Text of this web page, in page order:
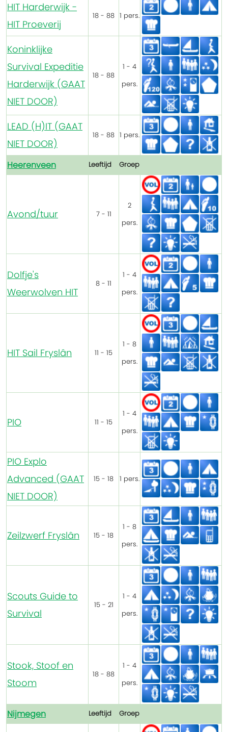
HIT Harderwijk -
HIT Proeverij
18 - 88 1 pers.
Koninklijke
Survival Expeditie
Harderwijk (GAAT
NIET DOOR)
18 - 88
1 - 4
pers.
LEAD (H)IT (GAAT
NIET DOOR)
18 - 88 1 pers.
Heerenveen Leeftijd Groep
Avond/tuur 7 - 11
2
pers.
Dolfje's
Weerwolven HIT
8 - 11
1 - 4
pers.
HIT Sail Fryslân 11 - 15
1 - 8
pers.
PIO 11 - 15
1 - 4
pers.
PIO Explo
Advanced (GAAT
NIET DOOR)
15 - 18 1 pers.
Zeilzwerf Fryslân 15 - 18
1 - 8
pers.
Scouts Guide to
Survival
15 - 21
1 - 4
pers.
Stook, Stoof en
Stoom
18 - 88
1 - 4
pers.
Nijmegen Leeftijd Groep